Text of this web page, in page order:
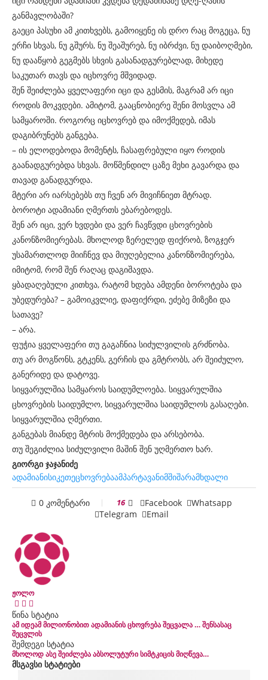
განმავლობაში?
გაეცი პასუხი ამ კითხვებს, გამოიყენე ის დრო რაც მოგეცა, ნუ
ერჩი სხვას, ნუ გშურს, ნუ შეაშურებ, ნუ იბრძვი, ნუ დაიბოღმები,
ნუ დააწყობ გეგმებს სხვის გასანადგურებლად, მიხედე
საკუთარ თავს და იცხოვრე მშვიდად.
შენ შეიძლება ყველაფერი იცი და გესმის, მაგრამ არ იცი
როდის მოკვდები. ამიტომ, გააცნობიერე შენი მოსვლა ამ
სამყაროში. როგორც იცხოვრებ და იმოქმედებ, იმას
დაგიბრუნებს განგება.
– ის ელოდებოდა მომენტს, ჩასაფრებული იყო როდის
გაანადგურებდა სხვას. მოწმენდილ ცაზე მეხი გავარდა და
თავად განადგურდა.
მტერი არ იარსებებს თუ ჩვენ არ მივიჩნიეთ მტრად.
ბოროტი ადამიანი ღმერთს ებარებოდეს.
შენ არ იცი, ვერ ხვდები და ვერ ჩავწვდი ცხოვრების
კანონზომიერებას. მხოლოდ ზერელედ ფიქრობ, ზოგჯერ
უსამართლოდ მიიჩნევ და მიუღებელია კანონზომიერება,
იმიტომ, რომ შენ რაღაც დაგიშავდა.
ყბადაღებული კითხვა, რატომ ხდება ამდენი ბოროტება და
უბედურება? – გამოიკვლიე, დაფიქრდი, ეძებე მიზეზი და
სათავე?
– არა.
ფუჭია ყველაფერი თუ გაგაჩნია სიძულვილის გრძნობა.
თუ არ მოგწონს, გტკენს, გერჩის და გმტრობს, არ შეიძულო,
განერიდე და დატოვე.
სიყვარულშია სამყაროს საიდუმლოება. სიყვარულშია
ცხოვრების საიდუმლო, სიყვარულშია საიდუმლოს გასაღები.
სიყვარულშია ღმერთი.
განგებას მიანდე მტრის მოქმედება და არსებობა.
თუ შეგიძლია სიძულვილი მაშინ შენ უღმერთო ხარ.
გიორგი ჯაჯანიძე
ადამიანისიკეთეცხოვრებაამპარტავანიმშიშარამხდალი
0 კომენტარი 16 Facebook
Whatsapp
Telegram
Email
ჟოლო
წინა სტატია
ამ იდეამ მილიონობით ადამიანის ცხოვრება შეცვალა … შენსასაც
შეცვლის
შემდეგი სტატია
მხოლოდ ასე შეიძლება აბსოლუტური სიმტკიცის მიღწევა…
მსგავსი სტატიები